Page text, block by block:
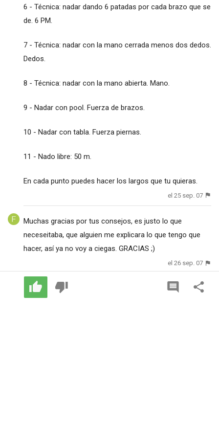
6 - Técnica: nadar dando 6 patadas por cada brazo que se
de. 6 PM.
7 - Técnica: nadar con la mano cerrada menos dos dedos.
Dedos.
8 - Técnica: nadar con la mano abierta. Mano.
9 - Nadar con pool. Fuerza de brazos.
10 - Nadar con tabla. Fuerza piernas.
11 - Nado libre: 50 m.
En cada punto puedes hacer los largos que tu quieras.
el 25 sep. 07
Muchas gracias por tus consejos, es justo lo que
neceseitaba, que alguien me explicara lo que tengo que
hacer, así ya no voy a ciegas. GRACIAS ;)
el 26 sep. 07